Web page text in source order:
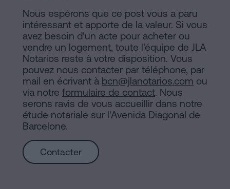
Nous espérons que ce post vous a paru
intéressant et apporte de la valeur. Si vous
avez besoin d'un acte pour acheter ou
vendre un logement, toute l'équipe de JLA
Notarios reste à votre disposition. Vous
pouvez nous contacter par téléphone, par
mail en écrivant à bcn@jlanotarios.com ou
via notre formulaire de contact. Nous
serons ravis de vous accueillir dans notre
étude notariale sur l'Avenida Diagonal de
Barcelone.
Contacter